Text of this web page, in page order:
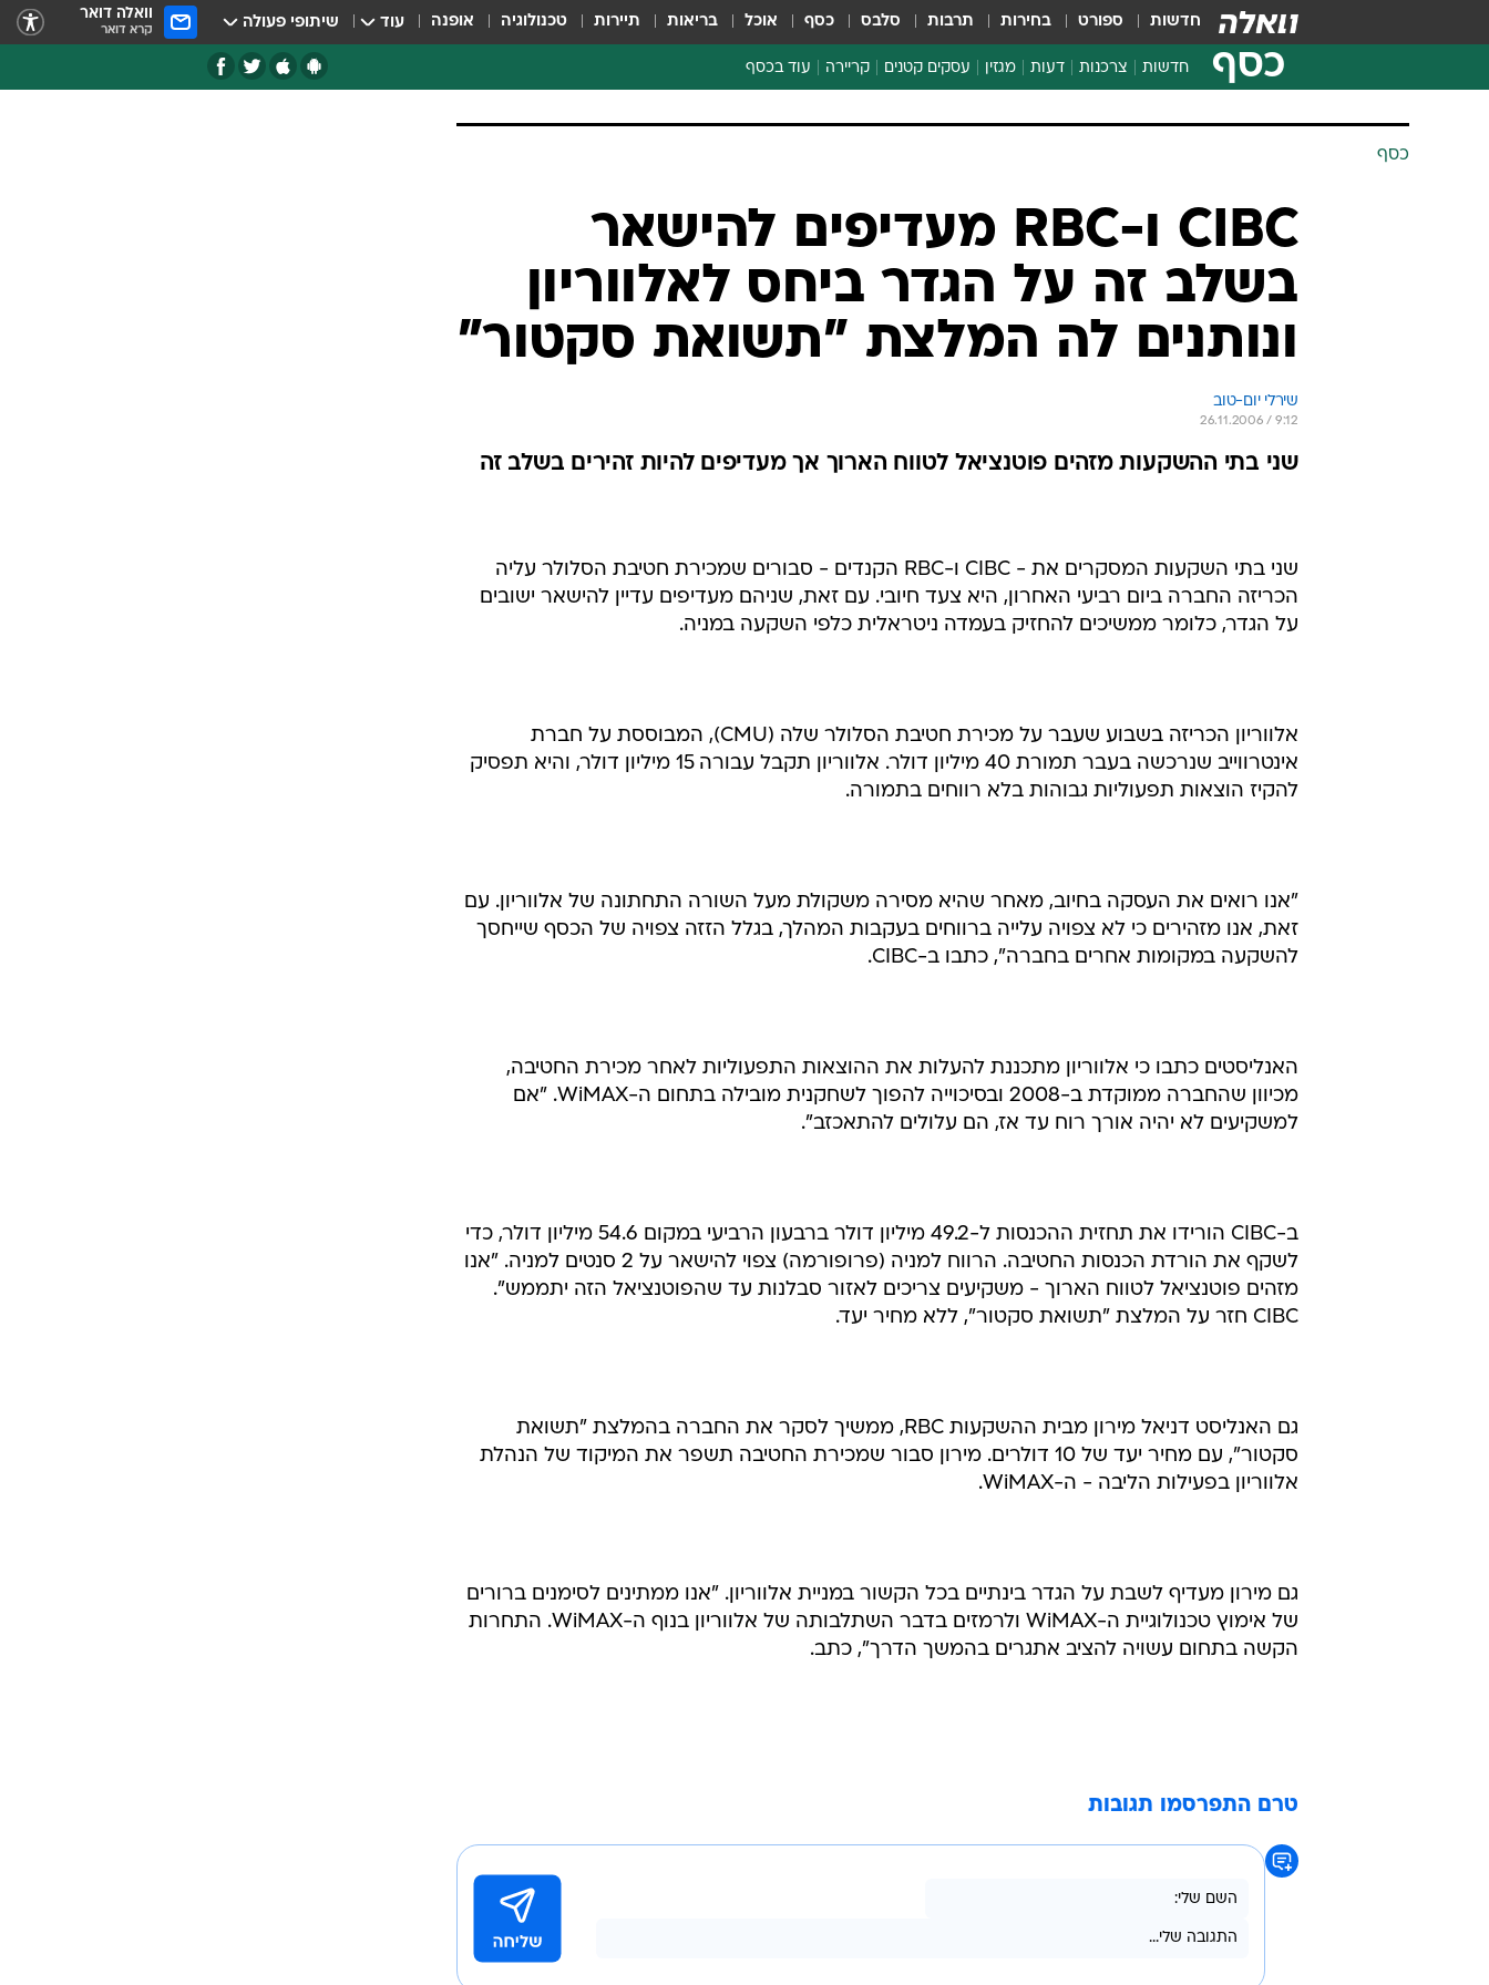
חדשות ספורט בחירות תרבות סלבס כסף אוכל בריאות תיירות טכנולוגיה אופנה עוד שיתופי פעולה וואלה דואר
קרא דואר
כסף חדשות צרכנות
השוואת מחירים
צרכנות פיננסית
דעות מגזין עסקים קטנים קריירה עוד בכסף
ספורט ביזנס
כסף
CIBC ו-RBC מעדיפים להישאר
בשלב זה על הגדר ביחס לאלווריון
ונותנים לה המלצת "תשואת סקטור"
שירלי יום-טוב
26.11.2006 / 9:12
שני בתי ההשקעות מזהים פוטנציאל לטווח הארוך אך מעדיפים להיות זהירים בשלב זה
שני בתי השקעות המסקרים את - CIBC ו-RBC הקנדים - סבורים שמכירת חטיבת הסלולר עליה
הכריזה החברה ביום רביעי האחרון, היא צעד חיובי. עם זאת, שניהם מעדיפים עדיין להישאר ישובים
על הגדר, כלומר ממשיכים להחזיק בעמדה ניטראלית כלפי השקעה במניה.
אלווריון הכריזה בשבוע שעבר על מכירת חטיבת הסלולר שלה (CMU), המבוססת על חברת
אינטרווייב שנרכשה בעבר תמורת 40 מיליון דולר. אלווריון תקבל עבורה 15 מיליון דולר, והיא תפסיק
להקיז הוצאות תפעוליות גבוהות בלא רווחים בתמורה.
"אנו רואים את העסקה בחיוב, מאחר שהיא מסירה משקולת מעל השורה התחתונה של אלווריון. עם
זאת, אנו מזהירים כי לא צפויה עלייה ברווחים בעקבות המהלך, בגלל הזזה צפויה של הכסף שייחסך
להשקעה במקומות אחרים בחברה", כתבו ב-CIBC.
האנליסטים כתבו כי אלווריון מתכננת להעלות את ההוצאות התפעוליות לאחר מכירת החטיבה,
מכיוון שהחברה ממוקדת ב-2008 ובסיכוייה להפוך לשחקנית מובילה בתחום ה-WiMAX. "אם
למשקיעים לא יהיה אורך רוח עד אז, הם עלולים להתאכזב".
ב-CIBC הורידו את תחזית ההכנסות ל-49.2 מיליון דולר ברבעון הרביעי במקום 54.6 מיליון דולר, כדי
לשקף את הורדת הכנסות החטיבה. הרווח למניה (פרופורמה) צפוי להישאר על 2 סנטים למניה. "אנו
מזהים פוטנציאל לטווח הארוך - משקיעים צריכים לאזור סבלנות עד שהפוטנציאל הזה יתממש".
CIBC חזר על המלצת "תשואת סקטור", ללא מחיר יעד.
גם האנליסט דניאל מירון מבית ההשקעות RBC, ממשיך לסקר את החברה בהמלצת "תשואת
סקטור", עם מחיר יעד של 10 דולרים. מירון סבור שמכירת החטיבה תשפר את המיקוד של הנהלת
אלווריון בפעילות הליבה - ה-WiMAX.
גם מירון מעדיף לשבת על הגדר בינתיים בכל הקשור במניית אלווריון. "אנו ממתינים לסימנים ברורים
של אימוץ טכנולוגיית ה-WiMAX ולרמזים בדבר השתלבותה של אלווריון בנוף ה-WiMAX. התחרות
הקשה בתחום עשויה להציב אתגרים בהמשך הדרך", כתב.
טרם התפרסמו תגובות